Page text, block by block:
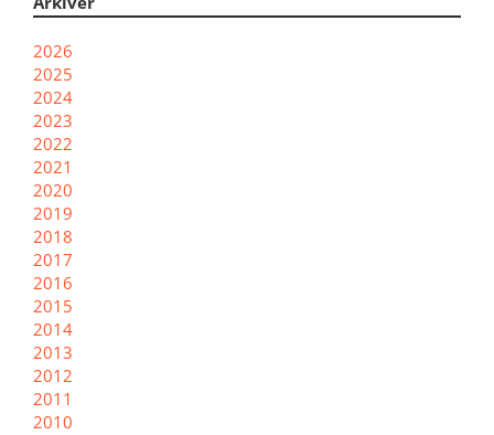
2026
2025
2024
2023
2022
2021
2020
2019
2018
2017
2016
2015
2014
2013
2012
2011
2010